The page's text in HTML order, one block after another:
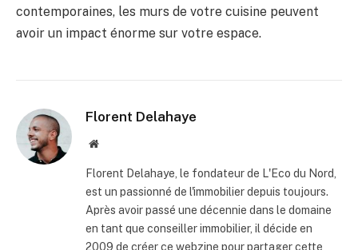
contemporaines, les murs de votre cuisine peuvent
avoir un impact énorme sur votre espace.
Florent Delahaye
Site
Florent Delahaye, le fondateur de L'Eco du Nord,
est un passionné de l'immobilier depuis toujours.
Après avoir passé une décennie dans le domaine
en tant que conseiller immobilier, il décide en
2009 de créer ce webzine pour partager cette